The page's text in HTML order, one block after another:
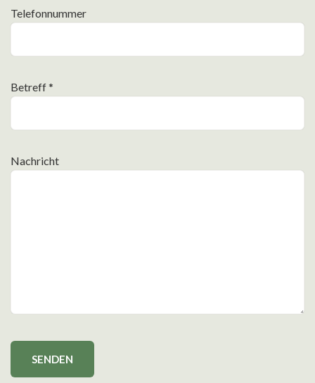
Telefonnummer
Betreff *
Nachricht